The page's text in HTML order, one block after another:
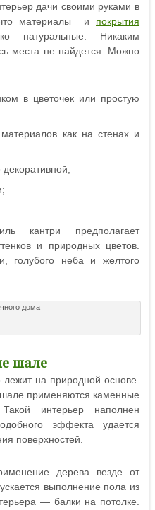
дачи своими руками в
что материалы и покрытия
натуральные. Никаким
места не найдется. Можно
в цветочек или простую
как на стенах и
декоративной;
кантри предполагает
и природных цветов.
голубого неба и желтого
дома
шале
лежит на природной основе.
применяются каменные
интерьер наполнен
эффекта удается
поверхностей.
дерева везде от
выполнение пола из
— балки на потолке.